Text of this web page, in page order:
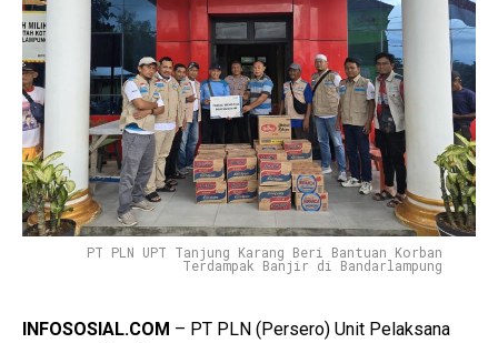
PT PLN UPT Tanjung Karang Beri Bantuan Korban
Terdampak Banjir di Bandarlampung
INFOSOSIAL.COM – PT PLN (Persero) Unit Pelaksana